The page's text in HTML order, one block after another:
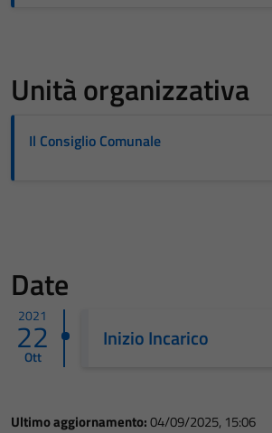
Unità organizzativa
Il Consiglio Comunale
Date
2021
22
Ott
Inizio Incarico
Ultimo aggiornamento:04/09/2025, 15:06